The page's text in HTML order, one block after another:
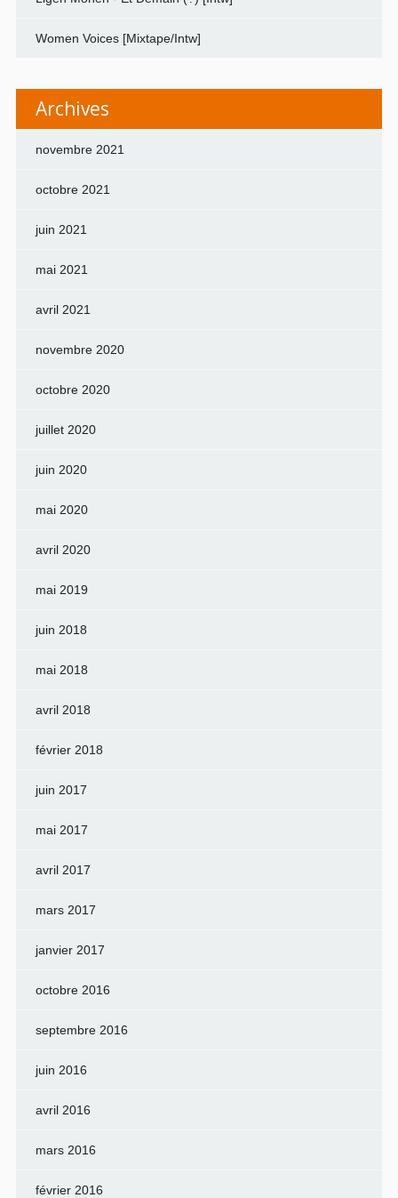
Women Voices [Mixtape/Intw]
Archives
novembre 2021
octobre 2021
juin 2021
mai 2021
avril 2021
novembre 2020
octobre 2020
juillet 2020
juin 2020
mai 2020
avril 2020
mai 2019
juin 2018
mai 2018
avril 2018
février 2018
juin 2017
mai 2017
avril 2017
mars 2017
janvier 2017
octobre 2016
septembre 2016
juin 2016
avril 2016
mars 2016
février 2016